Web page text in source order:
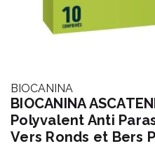
BIOCANINA
BIOCANINA
Polyvalent Anti
Vers Ronds et Bers